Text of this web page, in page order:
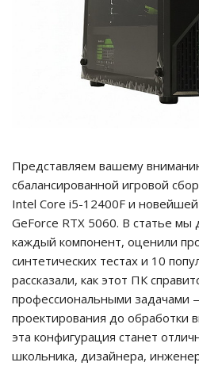
Представляем вашему
сбалансированной игровой
Intel Core i5-12400F и
GeForce RTX 5060. В статье мы
каждый компонент, оценили
синтетических тестах и 10
рассказали, как этот ПК
профессиональными задачами
проектирования до обработки
эта конфигурация станет
школьника, дизайнера,